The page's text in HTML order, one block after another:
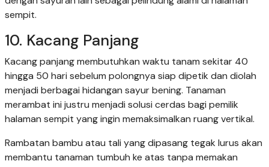
sempit.
10. Kacang Panjang
Kacang panjang membutuhkan waktu tanam sekitar 40
hingga 50 hari sebelum polongnya siap dipetik dan diolah
menjadi berbagai hidangan sayur bening. Tanaman
merambat ini justru menjadi solusi cerdas bagi pemilik
halaman sempit yang ingin memaksimalkan ruang vertikal.
Rambatan bambu atau tali yang dipasang tegak lurus akan
membantu tanaman tumbuh ke atas tanpa memakan